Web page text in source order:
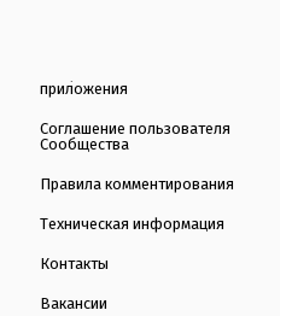
приложения
Соглашение пользователя
Сообщества
Правила комментирования
Техническая информация
Контакты
Вакансии